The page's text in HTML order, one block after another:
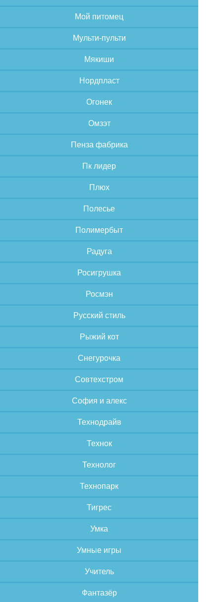
Мой питомец
Мульти-пульти
Мякиши
Нордпласт
Огонек
Омзэт
Пенза фабрика
Пк лидер
Плюх
Полесье
Полимербыт
Радуга
Росигрушка
Росмэн
Русский стиль
Рыжий кот
Снегурочка
Совтехстром
София и алекс
Технодрайв
Технок
Технолог
Технопарк
Тигрес
Умка
Умные игры
Учитель
Фантазёр